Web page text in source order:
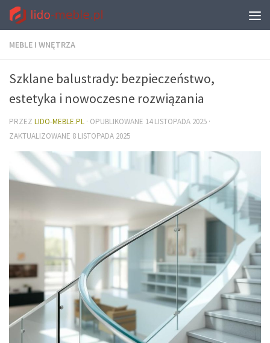
MEBLE I WNĘTRZA
Szklane balustrady: bezpieczeństwo,
estetyka i nowoczesne rozwiązania
PRZEZ LIDO-MEBLE.PL · OPUBLIKOWANE 14 LISTOPADA 2025 ·
ZAKTUALIZOWANE 8 LISTOPADA 2025